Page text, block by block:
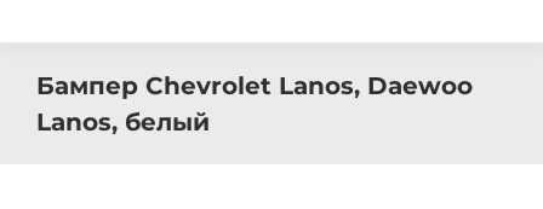
Бампер Chevrolet Lanos, Daewoo
Lanos, белый